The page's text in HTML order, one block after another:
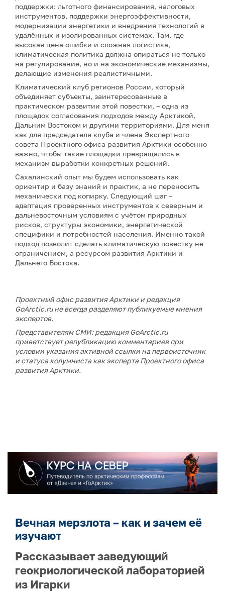
поддержки: льготного финансирования, налоговых
инструментов, поддержки энергоэффективности,
модернизации энергетики и внедрения технологий в
удалённых и изолированных системах. Там, где
высокая цена ошибки и сложная логистика,
климатическая политика должна опираться не только
на регулирование, но и на экономические механизмы,
делающие изменения реалистичными.
Климатический клуб регионов России, который
объединяет субъекты, заинтересованные в
практическом развитии этой повестки, – одна из
площадок согласования подходов между Арктикой,
Дальним Востоком и другими территориями. Для меня
как для председателя клуба и члена Экспертного
совета Проектного офиса развития Арктики особенно
важно, чтобы такие площадки превращались в
механизм выработки конкретных решений.
Сахалинский опыт мы будем использовать как
ориентир и базу знаний и практик, а не переносить
механически под копирку. Следующий шаг –
адаптация проверенных инструментов к северным и
дальневосточным условиям с учётом природных
рисков, структуры экономики, энергетической
специфики и потребностей населения. Именно такой
подход позволит сделать климатическую повестку не
ограничением, а ресурсом развития Арктики и
Дальнего Востока.
Проектный офис развития Арктики и редакция
GoArctic.ru не всегда разделяют публикуемые мнения
экспертов.
Представителям СМИ: редакция GoArctic.ru
приветствует републикацию комментариев при
условии указания активной ссылки на первоисточник
и статуса колумниста как эксперта Проектного офиса
развития Арктики.
Вечная мерзлота – как и зачем её
изучают
Рассказывает заведующий
геокриологической лабораторией
из Игарки